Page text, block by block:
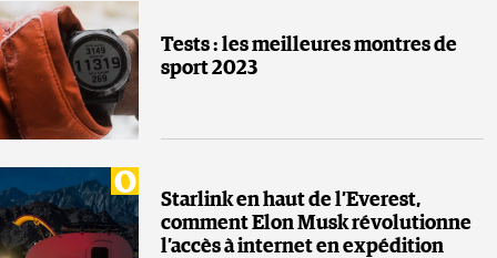
Tests : les meilleures montres de
sport 2023
Starlink en haut de l’Everest,
comment Elon Musk révolutionne
l’accès à internet en expédition